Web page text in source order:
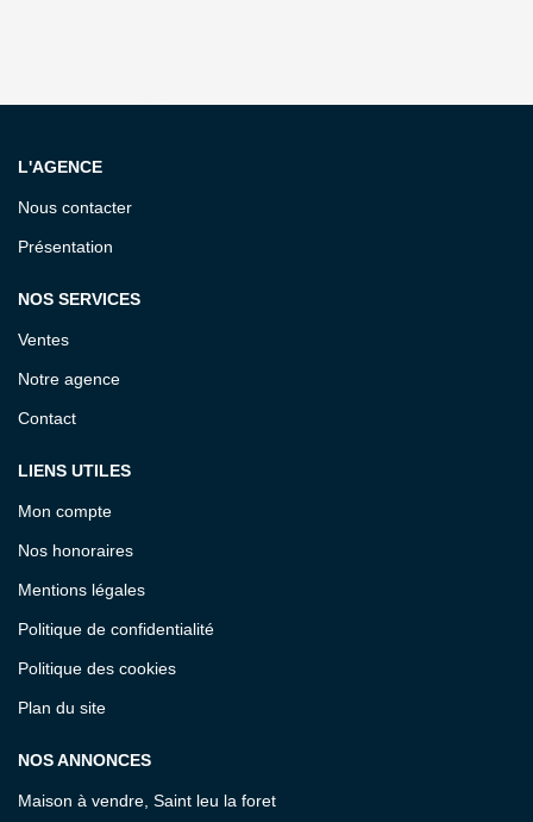
L'AGENCE
Nous contacter
Présentation
NOS SERVICES
Ventes
Notre agence
Contact
LIENS UTILES
Mon compte
Nos honoraires
Mentions légales
Politique de confidentialité
Politique des cookies
Plan du site
NOS ANNONCES
Maison à vendre, Saint leu la foret